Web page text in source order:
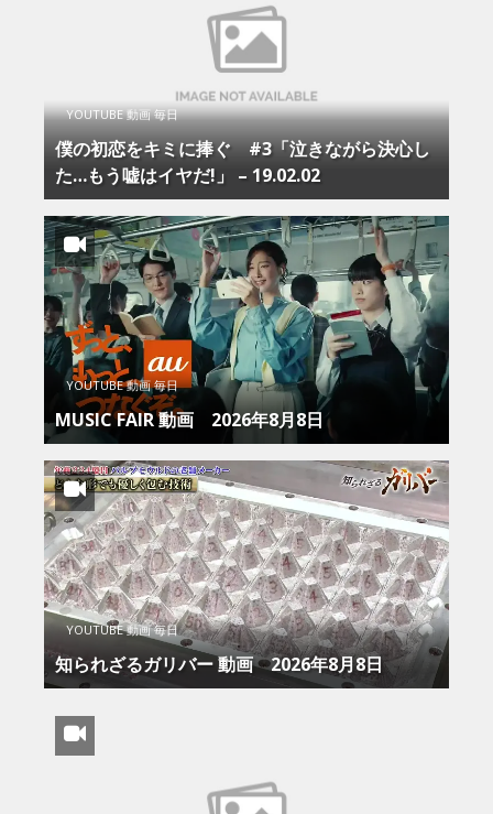
YOUTUBE 動画 毎日
僕の初恋をキミに捧ぐ #3「泣きながら決心し
た…もう嘘はイヤだ!」 – 19.02.02
YOUTUBE 動画 毎日
MUSIC FAIR 動画 2026年8月8日
YOUTUBE 動画 毎日
知られざるガリバー 動画 2026年8月8日